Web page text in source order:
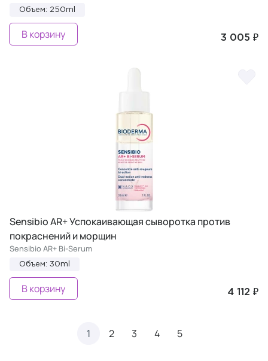
Объем: 250ml
3 005 ₽
В корзину
Sensibio AR+ Успокаивающая сыворотка против
покраснений и морщин
Sensibio AR+ Bi-Serum
Объем: 30ml
4 112 ₽
В корзину
1 2 3 4 5